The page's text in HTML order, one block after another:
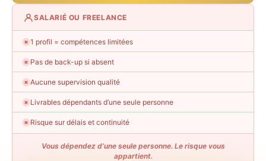
SALARIÉ OU FREELANCE
✗ 1 profil = compétences limitées
✗ Pas de back-up si absent
✗ Aucune supervision qualité
✗ Livrables dépendants d’une seule personne
✗ Risque sur délais et continuité
Vous dépendez d’une seule personne. Le risque vous
appartient.